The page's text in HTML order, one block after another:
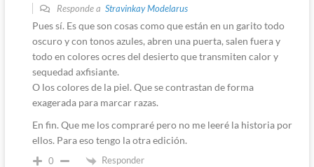
Responde a Stravinkay Modelarus
Pues sí. Es que son cosas como que están en un garito todo
oscuro y con tonos azules, abren una puerta, salen fuera y
todo en colores ocres del desierto que transmiten calor y
sequedad axfisiante.
O los colores de la piel. Que se contrastan de forma
exagerada para marcar razas.
En fin. Que me los compraré pero no me leeré la historia por
ellos. Para eso tengo la otra edición.
0 Responder